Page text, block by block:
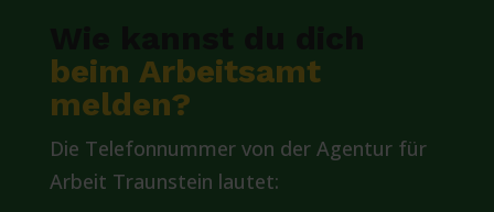
beim Arbeitsamt
melden?
Die Telefonnummer von der Agentur für
Arbeit Traunstein lautet: